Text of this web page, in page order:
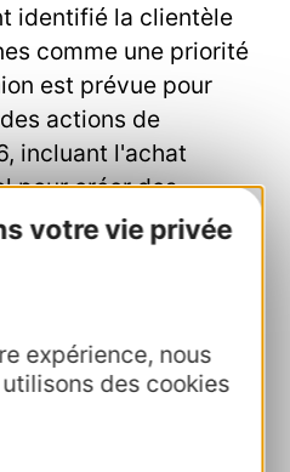
votre vie privée
expérience, nous
des cookies
identifié la clientèle
comme une priorité
est prévue pour
actions de
incluant l'achat
pour créer des
à la
des Véhicules